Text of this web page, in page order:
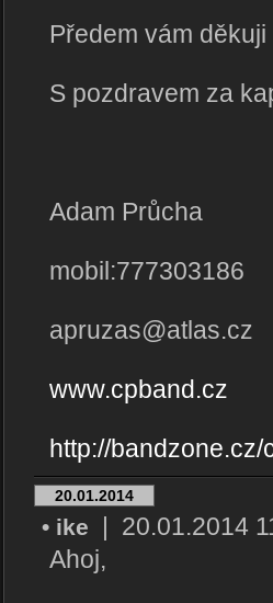
Předem vám
S pozdravem za
Adam Průcha
mobil:777303186
apruzas@atlas.cz
www.cpband.cz
http://bandzone.cz/
20.01.2014
• ike | 20.01.2014
Ahoj,